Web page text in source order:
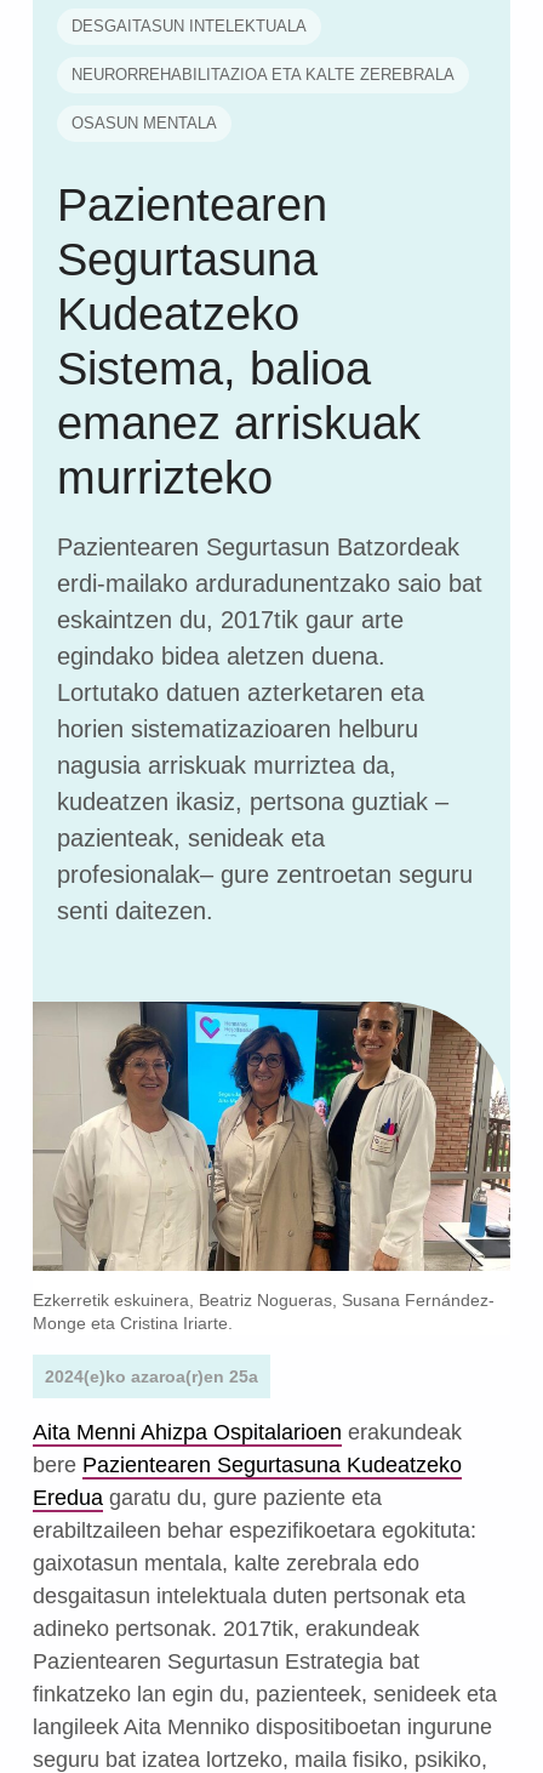
DESGAITASUN INTELEKTUALA
NEURORREHABILITAZIOA ETA KALTE ZEREBRALA
OSASUN MENTALA
Pazientearen
Segurtasuna
Kudeatzeko
Sistema, balioa
emanez arriskuak
murrizteko
Pazientearen Segurtasun Batzordeak
erdi-mailako arduradunentzako saio bat
eskaintzen du, 2017tik gaur arte
egindako bidea aletzen duena.
Lortutako datuen azterketaren eta
horien sistematizazioaren helburu
nagusia arriskuak murriztea da,
kudeatzen ikasiz, pertsona guztiak –
pazienteak, senideak eta
profesionalak– gure zentroetan seguru
senti daitezen.
Ezkerretik eskuinera, Beatriz Nogueras, Susana Fernández-
Monge eta Cristina Iriarte.
2024(e)ko azaroa(r)en 25a
Aita Menni Ahizpa Ospitalarioen erakundeak
bere Pazientearen Segurtasuna Kudeatzeko
Ereduagaratu du, gure paziente eta
erabiltzaileen behar espezifikoetara egokituta:
gaixotasun mentala, kalte zerebrala edo
desgaitasun intelektuala duten pertsonak eta
adineko pertsonak. 2017tik, erakundeak
Pazientearen Segurtasun Estrategia bat
finkatzeko lan egin du, pazienteek, senideek eta
langileek Aita Menniko dispositiboetan ingurune
seguru bat izatea lortzeko, maila fisiko, psikiko,